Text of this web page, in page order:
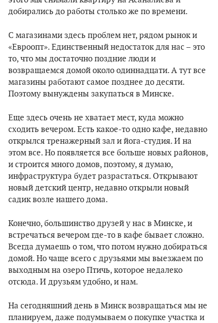
добирались до работы столько же по времени.
С магазинами здесь проблем нет, рядом рынок и
«Евроопт». Единственный недостаток для нас – это
то, что мы достаточно поздние люди и
возвращаемся домой около одиннадцати. А тут все
магазины работают самое позднее до десяти.
Поэтому вынуждены закупаться в Минске.
Еще здесь очень не хватает мест, куда можно
сходить вечером. Есть какое-то одно кафе, недавно
открылся тренажерный зал и йога-студия. И на
этом все. Но появляется все больше новых районов,
и строится много домов, поэтому, я думаю,
инфраструктура будет разрастаться. Открывают
новый детский центр, недавно открыли новый
садик возле нашего дома.
Конечно, большинство друзей у нас в Минске, и
встречаться вечером где-то в кафе бывает сложно.
Всегда думаешь о том, что потом нужно добираться
домой. Но чаще всего с друзьями мы выезжаем по
выходным на озеро Птичь, которое недалеко
отсюда. И друзьям удобно, и нам.
На сегодняшний день в Минск возвращаться мы не
планируем, даже подумываем о покупке участка и